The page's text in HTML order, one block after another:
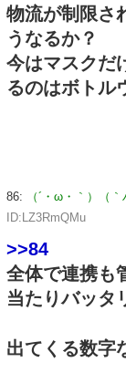
物流が制限さ
うなるか？
今はマスクだ
るのはボトル
86: （´・ω・｀）（
ID:LZ3RmQMu
>>84
全体で連携も
当たりバッタ
出てくる数字